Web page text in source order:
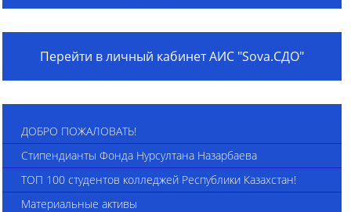
Перейти в личный кабинет АИС "Sova.СДО"
ДОБРО ПОЖАЛОВАТЬ!
Стипендианты Фонда Нурсултана Назарбаева
ТОП 100 студентов колледжей Республики Казахстан!
Материальные активы